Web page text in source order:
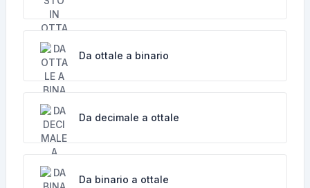
Da ottale a binario
Da decimale a ottale
Da binario a ottale